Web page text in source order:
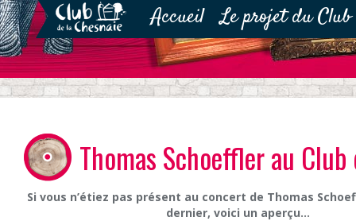
Accueil Le projet du Club
Thomas Schoeffler au
Si vous n’étiez pas présent au concert de Thomas
dernier, voici un aperçu…